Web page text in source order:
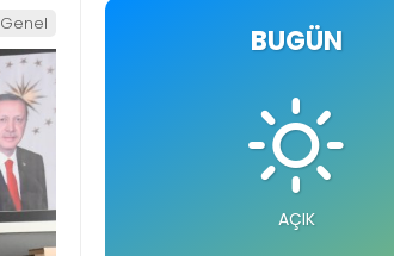
Genel BUGÜN
AÇIK